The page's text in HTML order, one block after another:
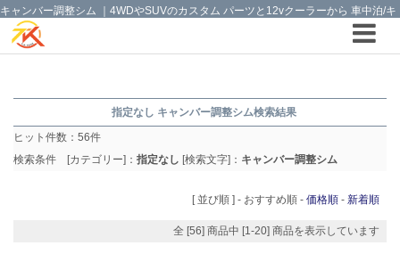
キャンバー調整シム ｜4WDやSUVのカスタム パーツと12vクーラーから 車中泊/キ
ャンピング部品までご提案の T.K TECH 埼玉
指定なし キャンバー調整シム検索結果
ヒット件数： 56件
検索条件 [カテゴリー]： 指定なし [検索文字]： キャンバー調整シム
[ 並び順 ] - おすすめ順- 価格順- 新着順
全 [56] 商品中 [1-20] 商品を表示しています